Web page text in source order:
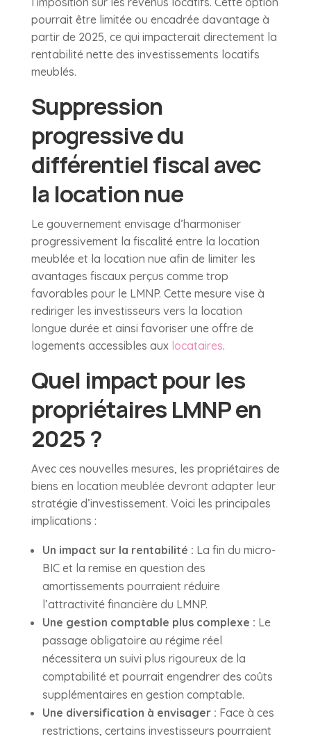
pourrait être limitée ou encadrée davantage à
partir de 2025, ce qui impacterait directement la
rentabilité nette des investissements locatifs
meublés.
Suppression
progressive du
différentiel fiscal avec
la location nue
Le gouvernement envisage d’harmoniser
progressivement la fiscalité entre la location
meublée et la location nue afin de limiter les
avantages fiscaux perçus comme trop
favorables pour le LMNP. Cette mesure vise à
rediriger les investisseurs vers la location
longue durée et ainsi favoriser une offre de
logements accessibles aux locataires.
Quel impact pour les
propriétaires LMNP en
2025 ?
Avec ces nouvelles mesures, les propriétaires de
biens en location meublée devront adapter leur
stratégie d’investissement. Voici les principales
implications :
Un impact sur la rentabilité : La fin du micro-
BIC et la remise en question des
amortissements pourraient réduire
l’attractivité financière du LMNP.
Une gestion comptable plus complexe : Le
passage obligatoire au régime réel
nécessitera un suivi plus rigoureux de la
comptabilité et pourrait engendrer des coûts
supplémentaires en gestion comptable.
Une diversification à envisager : Face à ces
restrictions, certains investisseurs pourraient